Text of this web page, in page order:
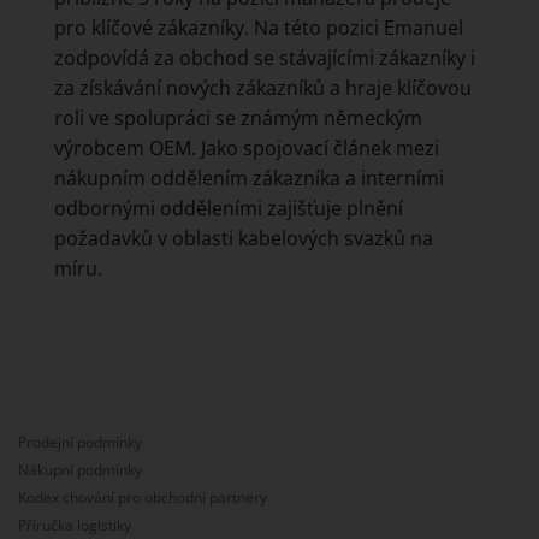
pro klíčové zákazníky. Na této pozici Emanuel
zodpovídá za obchod se stávajícími zákazníky i
za získávání nových zákazníků a hraje klíčovou
roli ve spolupráci se známým německým
výrobcem OEM. Jako spojovací článek mezi
nákupním oddělením zákazníka a interními
odbornými odděleními zajišťuje plnění
požadavků v oblasti kabelových svazků na
míru.
Prodejní podmínky
Nákupní podmínky
Kodex chování pro obchodní partnery
Příručka logistiky